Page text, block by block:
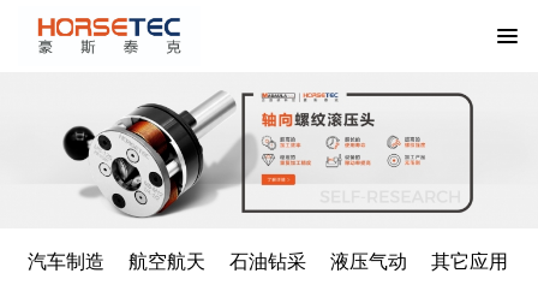
汽车制造 航空航天 石油钻采 液压气动 其它应用